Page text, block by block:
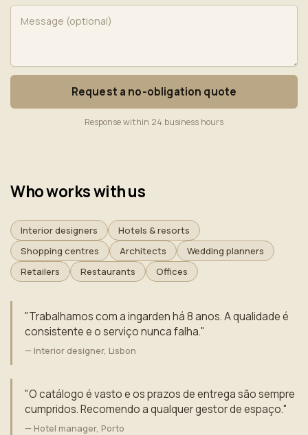
Request a no-obligation quote
Response within 24 business hours
Who works with us
Interior designers
Hotels & resorts
Shopping centres
Architects
Wedding planners
Retailers
Restaurants Offices
"Trabalhamos com a ingarden há 8 anos. A qualidade é
consistente e o serviço nunca falha."
— Interior designer, Lisbon
"O catálogo é vasto e os prazos de entrega são sempre
cumpridos. Recomendo a qualquer gestor de espaço."
— Hotel manager, Porto